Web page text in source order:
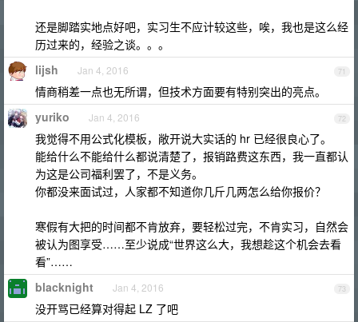
还是脚踏实地点好吧，实习生不应计较这些，唉，我也是这么经
历过来的，经验之谈。。。
71
lijsh Jan 4, 2016
情商稍差一点也无所谓，但技术方面要有特别突出的亮点。
72
yuriko Jan 4, 2016
我觉得不用公式化模板，敞开说大实话的 hr 已经很良心了。
能给什么不能给什么都说清楚了，报销路费这东西，我一直都认
为这是公司福利罢了，不是义务。
你都没来面试过，人家都不知道你几斤几两怎么给你报价？
寒假有大把的时间都不肯放弃，要轻松过完，不肯实习，自然会
被认为图享受……至少说成“世界这么大，我想趁这个机会去看
看”……
73
blacknight Jan 4, 2016
没开骂已经算对得起 LZ 了吧